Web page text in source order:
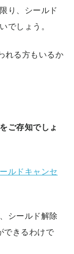
り、シールド
でしょう。
れる方もいるか
ご存知でしょ
ルドキャンセ
シールド解除
できるわけで